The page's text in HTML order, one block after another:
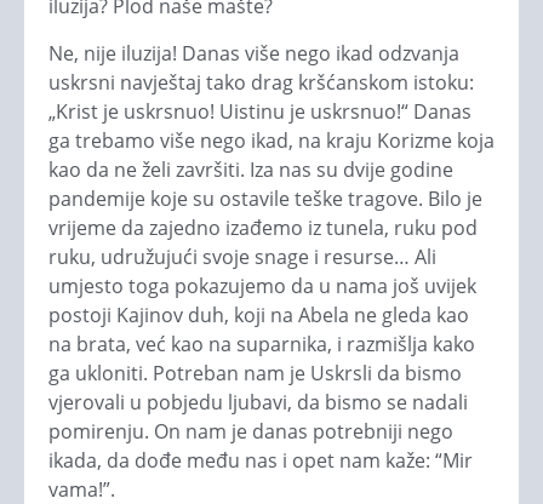
iluzija? Plod naše mašte?
Ne, nije iluzija! Danas više nego ikad odzvanja
uskrsni navještaj tako drag kršćanskom istoku:
„Krist je uskrsnuo! Uistinu je uskrsnuo!“ Danas
ga trebamo više nego ikad, na kraju Korizme koja
kao da ne želi završiti. Iza nas su dvije godine
pandemije koje su ostavile teške tragove. Bilo je
vrijeme da zajedno izađemo iz tunela, ruku pod
ruku, udružujući svoje snage i resurse… Ali
umjesto toga pokazujemo da u nama još uvijek
postoji Kajinov duh, koji na Abela ne gleda kao
na brata, već kao na suparnika, i razmišlja kako
ga ukloniti. Potreban nam je Uskrsli da bismo
vjerovali u pobjedu ljubavi, da bismo se nadali
pomirenju. On nam je danas potrebniji nego
ikada, da dođe među nas i opet nam kaže: “Mir
vama!”.